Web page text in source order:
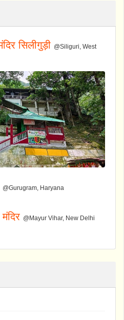
सिलीगुड़ी @Siliguri, West
@Gurugram, Haryana
@Mayur Vihar, New Delhi